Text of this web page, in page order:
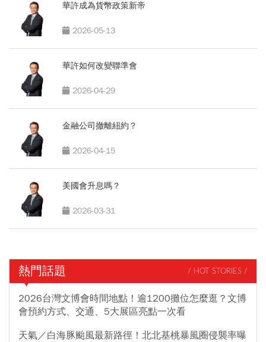
華許成為貨幣政策新帝
2026-05-13
華許如何改變聯準會
2026-04-29
金融公司撤離紐約？
2026-04-15
美國會升息嗎？
2026-03-31
熱門話題 / HOT STORIES /
2026台灣文博會時間地點！逾1200攤位怎麼逛？文博
會預約方式、交通、5大展區亮點一次看
天氣／白海豚颱風最新路徑！北北基桃暴風圈侵襲率曝